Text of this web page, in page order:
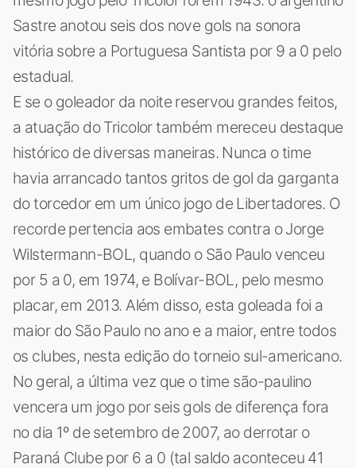
Sastre anotou seis dos nove gols na sonora
vitória sobre a Portuguesa Santista por 9 a 0 pelo
estadual.
E se o goleador da noite reservou grandes feitos,
a atuação do Tricolor também mereceu destaque
histórico de diversas maneiras. Nunca o time
havia arrancado tantos gritos de gol da garganta
do torcedor em um único jogo de Libertadores. O
recorde pertencia aos embates contra o Jorge
Wilstermann-BOL, quando o São Paulo venceu
por 5 a 0, em 1974, e Bolívar-BOL, pelo mesmo
placar, em 2013. Além disso, esta goleada foi a
maior do São Paulo no ano e a maior, entre todos
os clubes, nesta edição do torneio sul-americano.
No geral, a última vez que o time são-paulino
vencera um jogo por seis gols de diferença fora
no dia 1º de setembro de 2007, ao derrotar o
Paraná Clube por 6 a 0 (tal saldo aconteceu 41